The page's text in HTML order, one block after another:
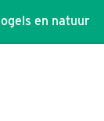
en natuur